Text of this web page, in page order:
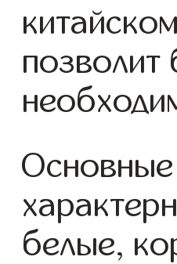
позволит
белые,